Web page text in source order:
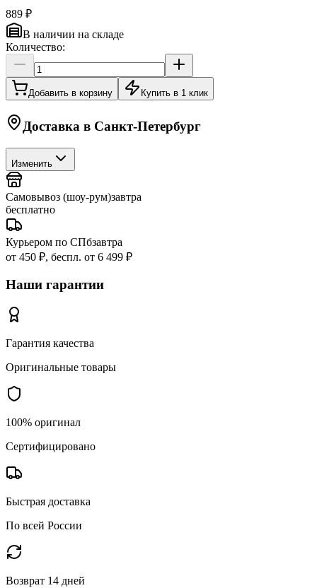
889 ₽
В наличии на складе
Количество:
Добавить в корзину Купить в 1 клик
Доставка в Санкт-Петербург
Изменить
Самовывоз (шоу-рум)завтра
бесплатно
Курьером по СПбзавтра
от 450 ₽, беспл. от 6 499 ₽
Наши гарантии
Гарантия качества
Оригинальные товары
100% оригинал
Сертифицировано
Быстрая доставка
По всей России
Возврат 14 дней